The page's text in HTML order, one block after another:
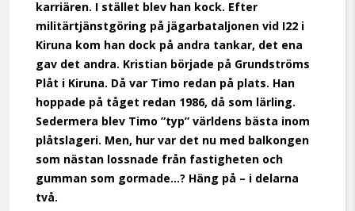
karriären. I stället blev han kock. Efter
militärtjänstgöring på jägarbataljonen vid I22 i
Kiruna kom han dock på andra tankar, det ena
gav det andra. Kristian började på Grundströms
Plåt i Kiruna. Då var Timo redan på plats. Han
hoppade på tåget redan 1986, då som lärling.
Sedermera blev Timo ”typ” världens bästa inom
plåtslageri. Men, hur var det nu med balkongen
som nästan lossnade från fastigheten och
gumman som gormade…? Häng på – i delarna
två.